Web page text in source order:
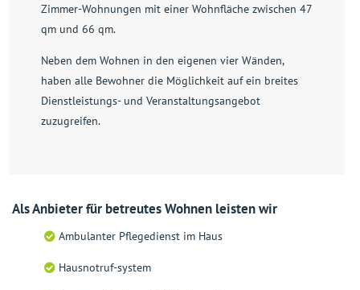
Zimmer-Wohnungen mit einer Wohnfläche zwischen 47
qm und 66 qm.
Neben dem Wohnen in den eigenen vier Wänden,
haben alle Bewohner die Möglichkeit auf ein breites
Dienstleistungs- und Veranstaltungsangebot
zuzugreifen.
Als Anbieter für betreutes Wohnen leisten wir
Ambulanter Pflegedienst im Haus
Hausnotruf-system